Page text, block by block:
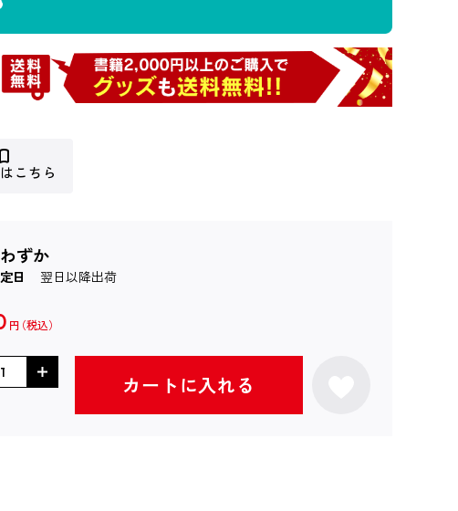
こちら
ずか
日 翌日以降出荷
円
カートに入れる